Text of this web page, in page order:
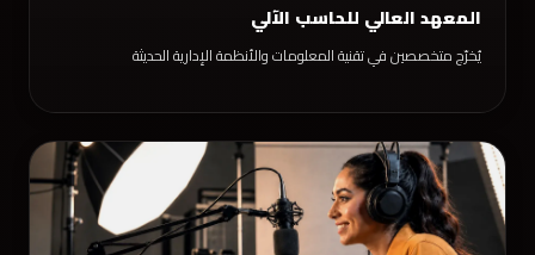
المعهد العالي للحاسب الآلي
يُخرّج متخصصين في تقنية المعلومات والأنظمة الإدارية الحديثة